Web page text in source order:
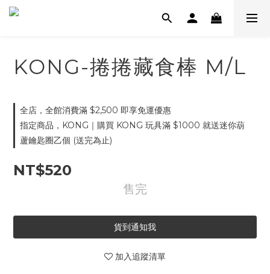
KONG-捲捲藏食棒 M/L
全店，全館消費滿 $2,500 即享免運優惠
指定商品，KONG｜購買 KONG 玩具滿 $1000 就送迷你葫
蘆鑰匙圈乙個 (送完為止)
NT$520
售完
貨到通知我
加入追蹤清單